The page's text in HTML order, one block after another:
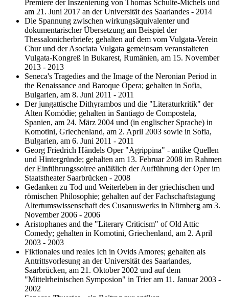
Premiere der Inszenierung von Thomas Schulte-Michels und
am 21. Juni 2017 an der Universität des Saarlandes - 2014
Die Spannung zwischen wirkungsäquivalenter und
dokumentarischer Übersetzung am Beispiel der
Thessalonicherbriefe; gehalten auf dem vom Vulgata-Verein
Chur und der Asociata Vulgata gemeinsam veranstalteten
Vulgata-Kongreß in Bukarest, Rumänien, am 15. November
2013 - 2013
Seneca's Tragedies and the Image of the Neronian Period in
the Renaissance and Baroque Opera; gehalten in Sofia,
Bulgarien, am 8. Juni 2011 - 2011
Der jungattische Dithyrambos und die "Literaturkritik" der
Alten Komödie; gehalten in Santiago de Compostela,
Spanien, am 24. März 2004 und (in englischer Sprache) in
Komotini, Griechenland, am 2. April 2003 sowie in Sofia,
Bulgarien, am 6. Juni 2011 - 2011
Georg Friedrich Händels Oper "Agrippina" - antike Quellen
und Hintergründe; gehalten am 13. Februar 2008 im Rahmen
der Einführungssoiree anläßlich der Aufführung der Oper im
Staatstheater Saarbrücken - 2008
Gedanken zu Tod und Weiterleben in der griechischen und
römischen Philosophie; gehalten auf der Fachschaftstagung
Altertumswissenschaft des Cusanuswerks in Nürnberg am 3.
November 2006 - 2006
Aristophanes and the "Literary Criticism" of Old Attic
Comedy; gehalten in Komotini, Griechenland, am 2. April
2003 - 2003
Fiktionales und reales Ich in Ovids Amores; gehalten als
Antrittsvorlesung an der Universität des Saarlandes,
Saarbrücken, am 21. Oktober 2002 und auf dem
"Mittelrheinischen Symposion" in Trier am 11. Januar 2003 -
2002